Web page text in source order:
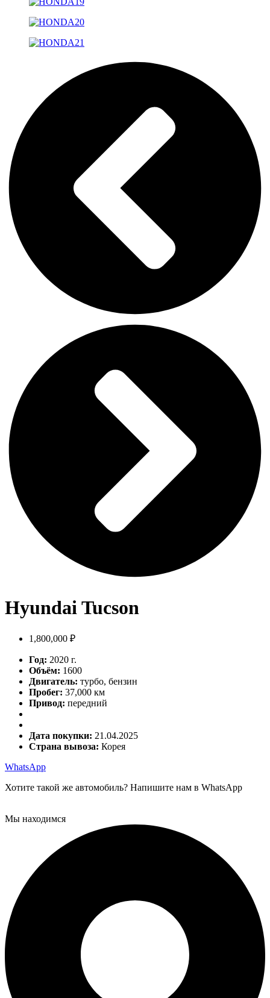
Hyundai Tucson
1,800,000 ₽
Год: 2020 г.
Объём: 1600
Двигатель: турбо, бензин
Пробег: 37,000 км
Привод: передний
Дата покупки: 21.04.2025
Страна вывоза: Корея
WhatsApp
Хотите такой же автомобиль? Напишите нам в WhatsApp
Мы находимся